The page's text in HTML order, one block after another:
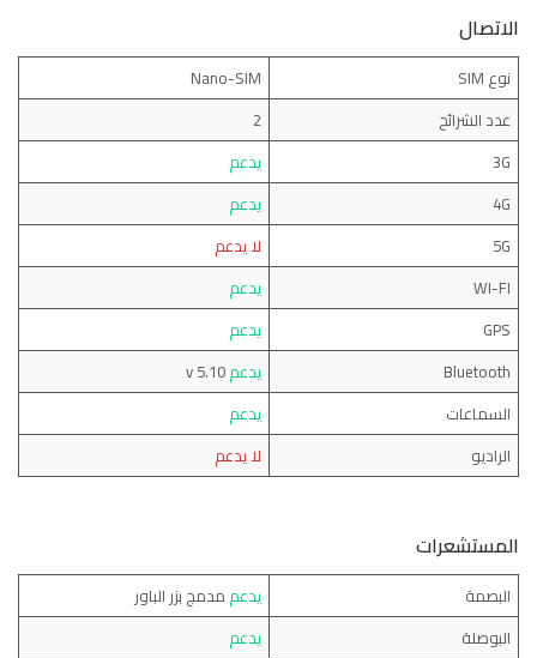
الاتصال
نوع SIM
Nano-SIM
عدد الشرائح
2
3G
يدعم
4G
يدعم
5G
لايدعم
WI-FI
يدعم
GPS
يدعم
Bluetooth
يدعمv 5.10
السماعات
يدعم
الراديو
لا يدعم
المستشعرات
البصمة يدعم مدمج بزر الباور
البوصلة
يدعم